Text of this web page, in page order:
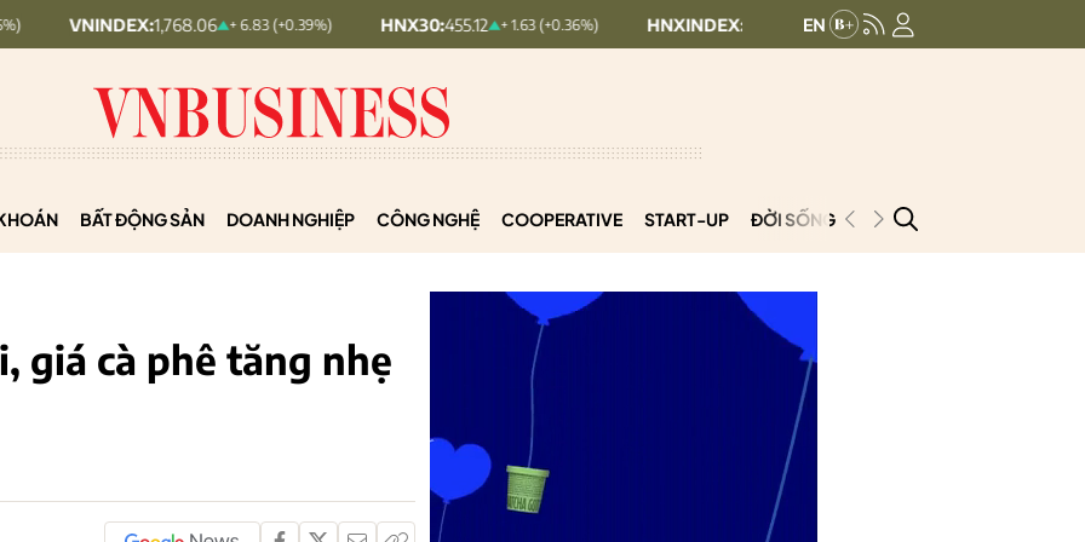
1,768.06 + 6.83 (+0.39%) HNX30: 455.12 + 1.63 (+0.36%) HNXINDEX: 293.44 + 0.25 (+0.09%) UPCOMINDEX:
BẤT ĐỘNG SẢN DOANH NGHIỆP CÔNG NGHỆ COOPERATIVE START-UP ĐỜI SỐNG PODCAST
giá cà phê tăng nhẹ